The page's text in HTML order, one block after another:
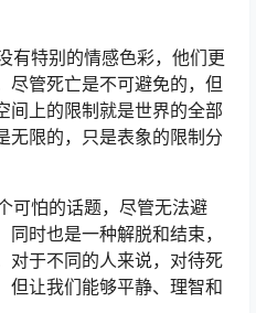
有特别的情感色彩，他们更
尽管死亡是不可避免的，但
间上的限制就是世界的全部
无限的，只是表象的限制分
可怕的话题，尽管无法避
时也是一种解脱和结束，
对于不同的人来说，对待死
但让我们能够平静、理智和